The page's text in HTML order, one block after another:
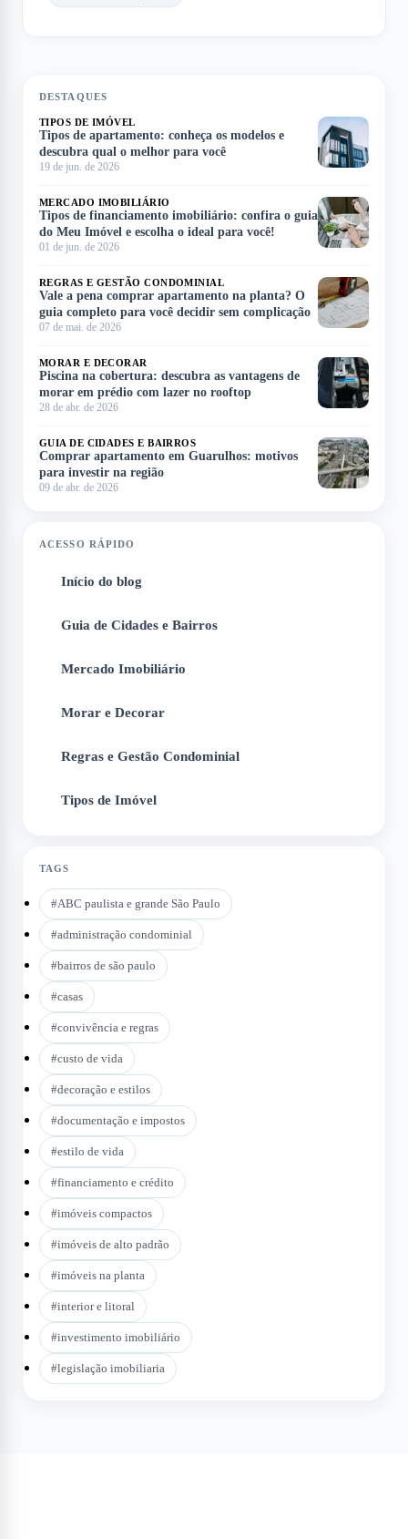
DESTAQUES
TIPOS DE IMÓVEL
Tipos de apartamento: conheça os modelos e
descubra qual o melhor para você
19 de jun. de 2026
MERCADO IMOBILIÁRIO
Tipos de financiamento imobiliário: confira o guia
do Meu Imóvel e escolha o ideal para você!
01 de jun. de 2026
REGRAS E GESTÃO CONDOMINIAL
Vale a pena comprar apartamento na planta? O
guia completo para você decidir sem complicação
07 de mai. de 2026
MORAR E DECORAR
Piscina na cobertura: descubra as vantagens de
morar em prédio com lazer no rooftop
28 de abr. de 2026
GUIA DE CIDADES E BAIRROS
Comprar apartamento em Guarulhos: motivos
para investir na região
09 de abr. de 2026
ACESSO RÁPIDO
Início do blog
Guia de Cidades e Bairros
Mercado Imobiliário
Morar e Decorar
Regras e Gestão Condominial
Tipos de Imóvel
TAGS
#ABC paulista e grande São Paulo
#administração condominial
#bairros de são paulo
#casas
#convivência e regras
#custo de vida
#decoração e estilos
#documentação e impostos
#estilo de vida
#financiamento e crédito
#imóveis compactos
#imóveis de alto padrão
#imóveis na planta
#interior e litoral
#investimento imobiliário
#legislação imobiliaria